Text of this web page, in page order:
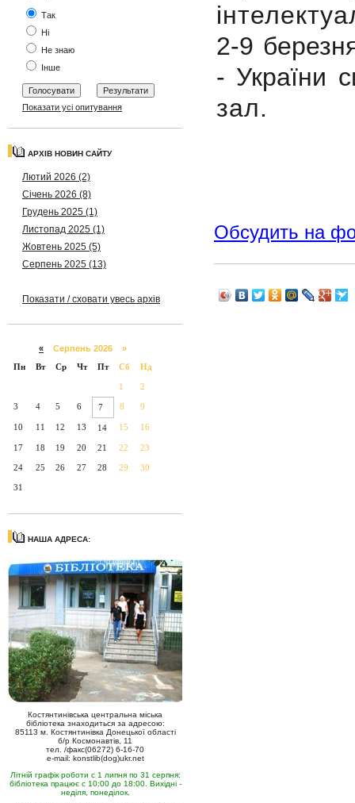
Так
Ні
Не знаю
Інше
Показати усі опитування
АРХІВ НОВИН САЙТУ
Лютий 2026 (2)
Січень 2026 (8)
Грудень 2025 (1)
Листопад 2025 (1)
Жовтень 2025 (5)
Серпень 2025 (13)
Показати / сховати увесь архів
« Серпень 2026 »
Пн
Вт Ср Чт Пт Сб Нд
1 2
3 4 5 6 7 8 9
10 11 12 13 14 15 16
17 18 19 20 21 22 23
24 25 26 27 28 29 30
31
НАША АДРЕСА:
Костянтинівська центральна міська
бібліотека знаходиться за адресою:
85113 м. Костянтинівка Донецької області
б/р Космонавтів, 11
тел. /факс(06272) 6-16-70
e-mail: konstlib(dog)ukr.net
Літній графік роботи с 1 липня по 31 серпня:
бібліотека працює с 10:00 до 18:00. Вихідні -
неділя, понеділок.
2-9
- України
зал.
Обсудить на